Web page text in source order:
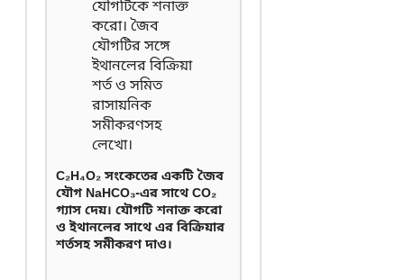
C₂H₄O₂ সংকেতের একটি জৈব
যৌগ NaHCO₃-এর সাথে CO₂
গ্যাস দেয়। যৌগটি শনাক্ত করো
ও ইথানলের সাথে এর বিক্রিয়ার
শর্তসহ সমীকরণ দাও।